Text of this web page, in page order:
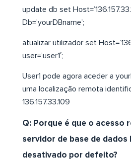
update db set
Db=’yourDBname’;
atualizar utilizador set
user=’user1′;
User1 pode agora aceder a
uma localização remota
136.157.33.109
Q: Porque é que o acesso
servidor de base de dados
desativado por defeito?